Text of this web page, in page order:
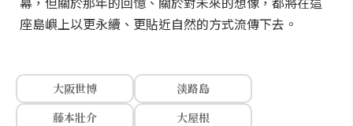
座島嶼上以更永續、更貼近自然的方式流傳下去。
大阪世博
淡路島
藤本壯介
大屋根